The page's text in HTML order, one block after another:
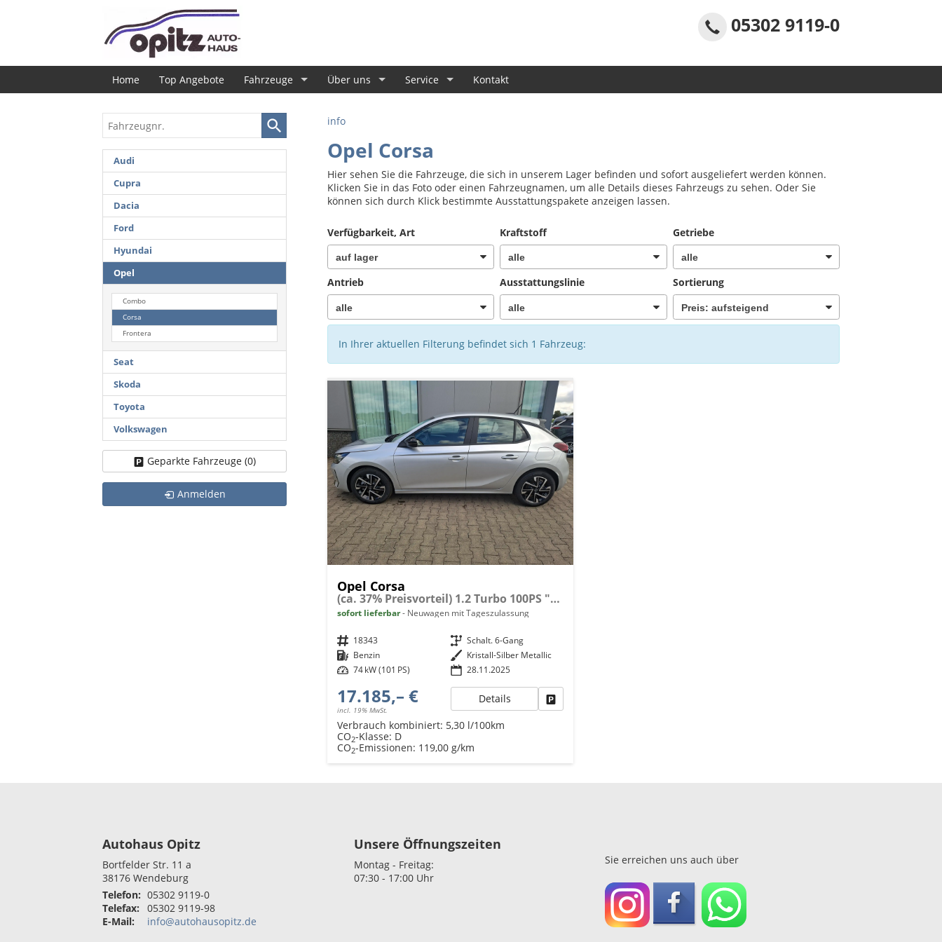
05302 9119-0
Home Top Angebote Fahrzeuge Über uns Service Kontakt
info
Opel Corsa
Hier sehen Sie die Fahrzeuge, die sich in unserem Lager befinden und sofort ausgeliefert werden können.
Klicken Sie in das Foto oder einen Fahrzeugnamen, um alle Details dieses Fahrzeugs zu sehen. Oder Sie
können sich durch Klick bestimmte Ausstattungspakete anzeigen lassen.
Verfügbarkeit, Art Kraftstoff Getriebe
Antrieb Ausstattungslinie Sortierung
In Ihrer aktuellen Filterung befindet sich 1 Fahrzeug:
Opel Corsa
(ca. 37% Preisvorteil) 1.2 Turbo 100PS "EDITION", Silber-Metallic, 16" Alufelgen, Sitzheizung, Lederlenkrad beheizt, Parksensoren hinten, Klimaanlage, Radio AndroidAuto/Apple CarPlay, Tempomat, ZV mit Fernbedienung
sofort lieferbar Neuwagen mit Tageszulassung
Fahrzeugnr. 18343 Getriebe Schalt. 6-Gang
Kraftstoff Benzin Außenfarbe Kristall-Silber Metallic
Leistung 74 kW (101 PS) 28.11.2025
17.185,– €
incl. 19% MwSt.
Details
Verbrauch kombiniert: 5,30 l/100km
CO2-Klasse: D
CO2-Emissionen: 119,00 g/km
Fahrzeugnr.
Audi
Cupra
Dacia
Ford
Hyundai
Opel
Combo
Corsa
Frontera
Seat
Skoda
Toyota
Volkswagen
Geparkte Fahrzeuge (0)
Anmelden
Autohaus Opitz
Bortfelder Str. 11 a
38176 Wendeburg
Telefon: 05302 9119-0
Telefax:
05302 9119-98
E-Mail:
info@autohausopitz.de
Unsere Öffnungszeiten
Montag - Freitag:
07:30 - 17:00 Uhr
Sie erreichen uns auch über